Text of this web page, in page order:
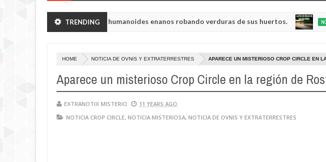
TRENDING
Chelyabinsk vieron a humanoides enanos robando verduras de sus huertos. NOTICIA
HOME NOTICIA DE OVNIS Y EXTRATERRESTRES APARECE UN MISTERIOSO CROP CIRCLE EN
Aparece un misterioso Crop Circle en la región de
EXTRANOTIX MISTERIO
11 YEARS AGO
NOTICIA CROP CIRCLE, NOTICIA MISTERIOSA, NOTICIA DE OVNIS Y EXTRATERRESTRES